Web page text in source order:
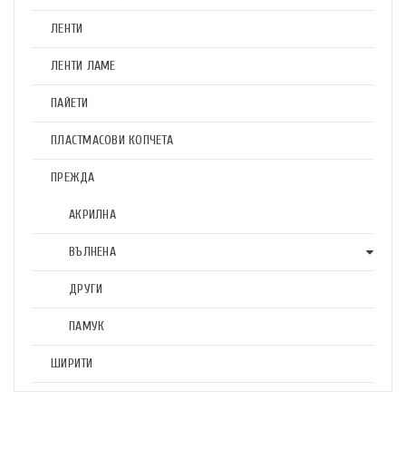
ЛЕНТИ
ЛЕНТИ ЛАМЕ
ПАЙЕТИ
ПЛАСТМАСОВИ КОПЧЕТА
ПРЕЖДА
АКРИЛНА
ВЪЛНЕНА
ДРУГИ
ПАМУК
ШИРИТИ